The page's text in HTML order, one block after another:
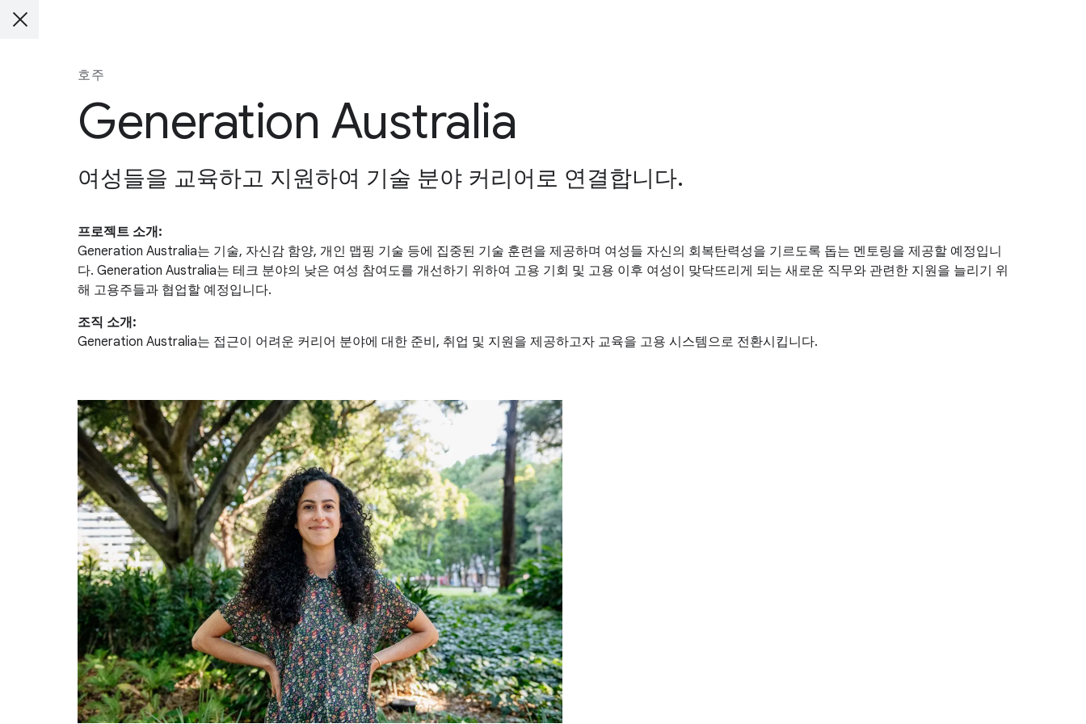
호주
Generation Australia
여성들을 교육하고 지원하여 기술 분야 커리어로 연결합니다.
프로젝트 소개:
Generation Australia는 기술, 자신감 함양, 개인 맵핑 기술 등에 집중된 기술 훈련을 제공하며 여성들 자신의 회복탄력성을 기르도록 돕는 멘토링을 제공할 예정입니
다. Generation Australia는 테크 분야의 낮은 여성 참여도를 개선하기 위하여 고용 기회 및 고용 이후 여성이 맞닥뜨리게 되는 새로운 직무와 관련한 지원을 늘리기 위
해 고용주들과 협업할 예정입니다.
조직 소개:
Generation Australia는 접근이 어려운 커리어 분야에 대한 준비, 취업 및 지원을 제공하고자 교육을 고용 시스템으로 전환시킵니다.